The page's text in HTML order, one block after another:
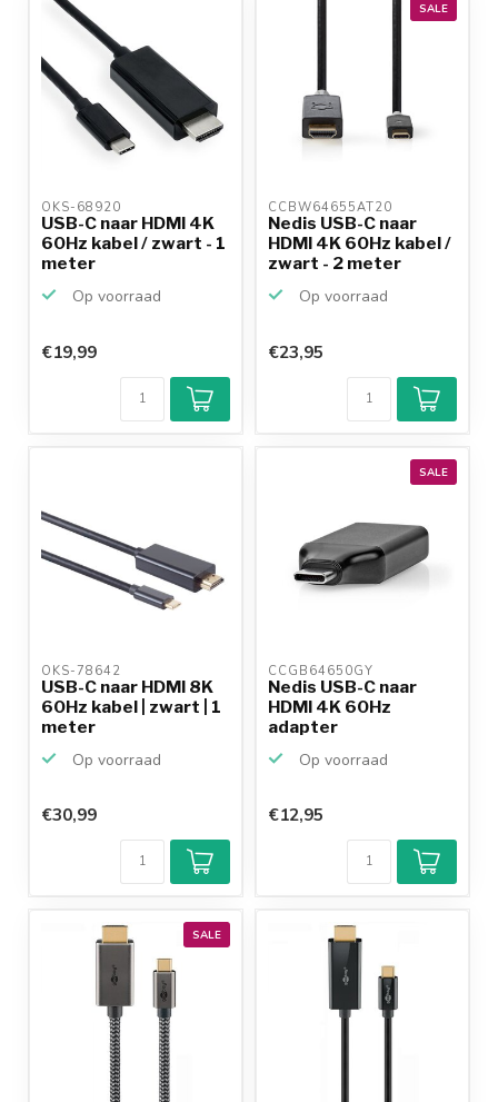
OKS-68920
USB-C naar HDMI 4K
60Hz kabel / zwart - 1
meter
Op voorraad
€19,99
SALE
CCBW64655AT20
Nedis USB-C naar
HDMI 4K 60Hz kabel /
zwart - 2 meter
Op voorraad
€23,95
OKS-78642
USB-C naar HDMI 8K
60Hz kabel | zwart | 1
meter
Op voorraad
€30,99
SALE
CCGB64650GY
Nedis USB-C naar
HDMI 4K 60Hz
adapter
Op voorraad
€12,95
SALE